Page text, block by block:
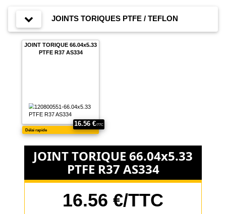
JOINTS TORIQUES PTFE / TEFLON
JOINT TORIQUE 66.04x5.33
PTFE R37 AS334
JOINT TORIQUE 66.04x5.33
PTFE R37 AS334
16.56 €/TTC